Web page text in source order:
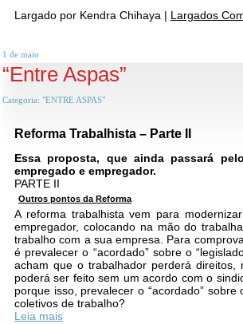
Largado por Kendra Chihaya | Largados
1 de maio
“Entre Aspas”
Categoria: "ENTRE ASPAS"
Reforma Trabalhista – Parte II
Essa proposta, que ainda passará
empregado e empregador.
PARTE II
Outros pontos da Reforma
A reforma trabalhista vem para
empregador, colocando na mão do
trabalho com a sua empresa. Para
é prevalecer o “acordado” sobre o
acham que o trabalhador perderá
poderá ser feito sem um acordo com o
porque isso, prevalecer o “acordado”
coletivos de trabalho?
Leia mais